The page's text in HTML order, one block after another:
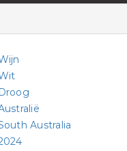
Droog
Australia